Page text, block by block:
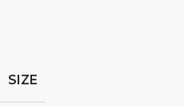
SIZE